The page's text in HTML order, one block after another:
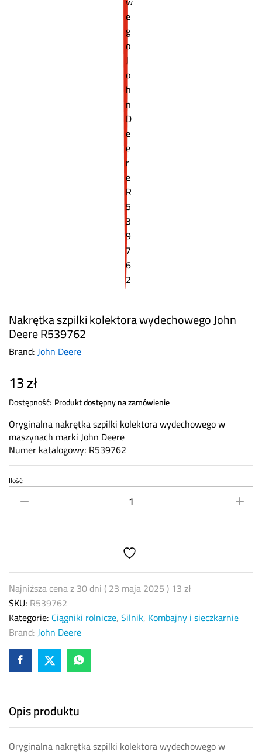
Nakrętka szpilki kolektora wydechowego John
Deere R539762
Brand:John Deere
13zł
Dostępność: Produkt dostępny na zamówienie
Oryginalna nakrętka szpilki kolektora wydechowego w
maszynach marki John Deere
Numer katalogowy: R539762
Nakrętka
szpilki
kolektora
R539762
quantity
Ilość:
Najniższa cena z 30 dni (23 maja 2025) 13zł
SKU: R539762
Kategorie: Ciągniki rolnicze,Silnik, Kombajny i sieczkarnie
Brand:John Deere
Opis produktu
Oryginalna nakrętka szpilki kolektora wydechowego w